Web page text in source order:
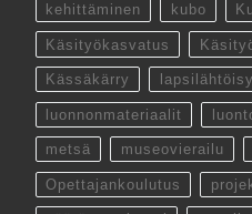
kehittäminen kubo
Käsityökasvatus
Kässäkärry
luonnonmateriaalit
metsä museovierailu
Opettajankoulutus